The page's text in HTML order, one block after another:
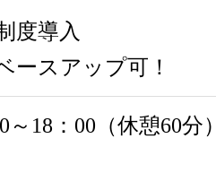
度導入
ースアップ可！
18：00（休憩60分